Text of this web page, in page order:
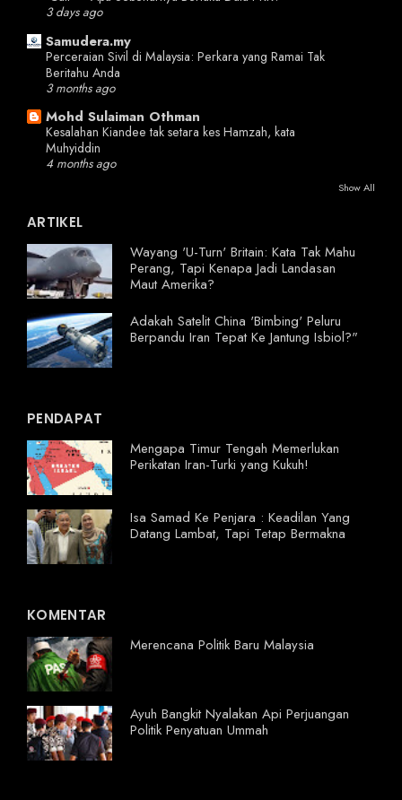
3 days ago
Samudera.my
Perceraian Sivil di Malaysia: Perkara yang Ramai Tak
Beritahu Anda
3 months ago
Mohd Sulaiman Othman
Kesalahan Kiandee tak setara kes Hamzah, kata
Muhyiddin
4 months ago
Show All
ARTIKEL
Wayang 'U-Turn' Britain: Kata Tak Mahu
Perang, Tapi Kenapa Jadi Landasan
Maut Amerika?
Adakah Satelit China 'Bimbing' Peluru
Berpandu Iran Tepat Ke Jantung Isbiol?"
PENDAPAT
Mengapa Timur Tengah Memerlukan
Perikatan Iran-Turki yang Kukuh!
Isa Samad Ke Penjara : Keadilan Yang
Datang Lambat, Tapi Tetap Bermakna
KOMENTAR
Merencana Politik Baru Malaysia
Ayuh Bangkit Nyalakan Api Perjuangan
Politik Penyatuan Ummah